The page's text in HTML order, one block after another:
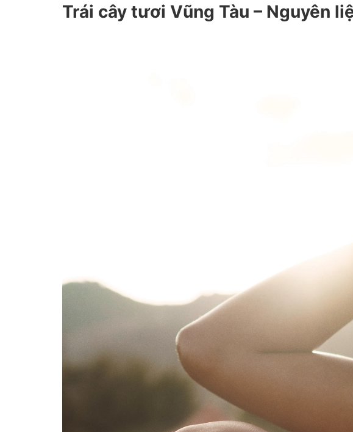
Trái cây tươi Vũng Tàu – Nguyên